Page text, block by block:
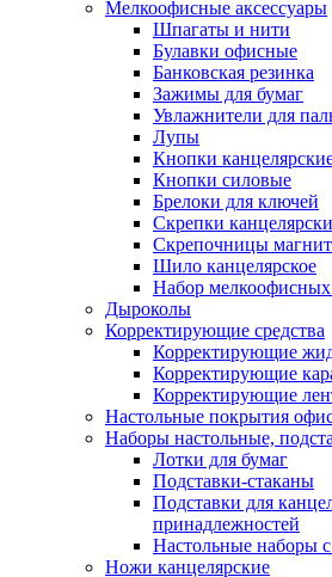
Мелкоофисные аксессуары
Шпагаты и нити
Булавки офисные
Банковская резинка
Зажимы для бумаг
Увлажнители для
Лупы
Кнопки
Кнопки силовые
Брелоки для ключей
Скрепки
Скрепочницы
Шило канцелярское
Набор
Дыроколы
Корректирующие средства
Корректирующие
Корректирующие
Корректирующие
Настольные покрытия
Наборы настольные,
Лотки для бумаг
Подставки-стаканы
Подставки для
принадлежностей
Настольные наборы
Ножи канцелярские